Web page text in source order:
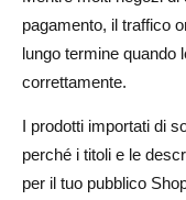
pagamento, il traffico
lungo termine quando
correttamente.
I prodotti importati di
perché i titoli e le
per il tuo pubblico